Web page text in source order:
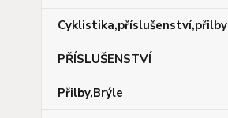
Cyklistika,příslušenství,přilby
PŘÍSLUŠENSTVÍ
Přilby,Brýle